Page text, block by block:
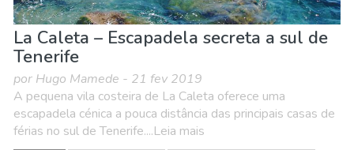
La Caleta – Escapadela secreta a sul de
Tenerife
por Hugo Mamede - 21 fev 2019
A pequena vila costeira de La Caleta oferece uma
escapadela cénica a pouca distância das principais casas de
férias no sul de Tenerife....Leia mais